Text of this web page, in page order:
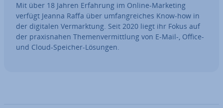
Mit über 18 Jahren Erfahrung im Online-Marketing
verfügt Jeanna Raffa über um­fang­rei­ches Know-how in
der digitalen Ver­mark­tung. Seit 2020 liegt ihr Fokus auf
der pra­xis­na­hen The­men­ver­mitt­lung von E-Mail-, Office-
und Cloud-Speicher-Lösungen.